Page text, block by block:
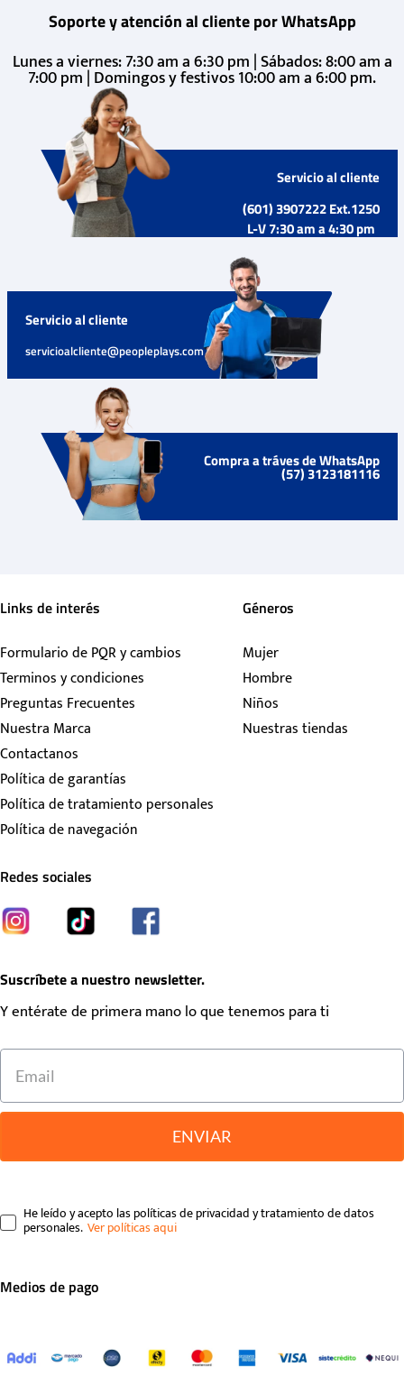
Soporte y atención al cliente por WhatsApp
Lunes a viernes: 7:30 am a 6:30 pm | Sábados: 8:00 am a
7:00 pm | Domingos y festivos 10:00 am a 6:00 pm.
Servicio al cliente
(601) 3907222 Ext.1250
L-V 7:30 am a 4:30 pm
Servicio al cliente
servicioalcliente@peopleplays.com
Compra a tráves de WhatsApp
(57) 3123181116
Links de interés
Formulario de PQR y cambios
Terminos y condiciones
Preguntas Frecuentes
Nuestra Marca
Contactanos
Política de garantías
Política de tratamiento personales
Política de navegación
Géneros
Mujer
Hombre
Niños
Nuestras tiendas
Redes sociales
Suscríbete a nuestro newsletter.
Y entérate de primera mano lo que tenemos para ti
ENVIAR
He leído y acepto las políticas de privacidad y tratamiento de datos
personales.
Medios de pago